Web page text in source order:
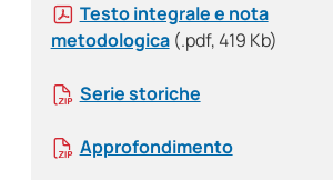
Testo integrale e nota
metodologica (.pdf, 419 Kb)
Serie storiche
Approfondimento